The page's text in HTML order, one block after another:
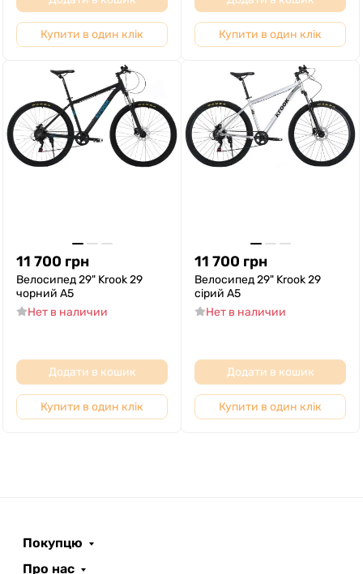
Купити в один клік Купити в один клік
11 700 грн
Велосипед 29" Krook 29
чорний A5
Нет в наличии
Додати в кошик
Купити в один клік
11 700 грн
Велосипед 29" Krook 29
сірий A5
Нет в наличии
Додати в кошик
Купити в один клік
Покупцю
Про нас